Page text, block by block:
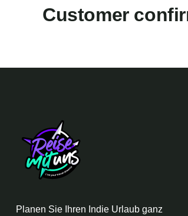
Customer
Planen Sie Ihren Indie Urlaub ganz